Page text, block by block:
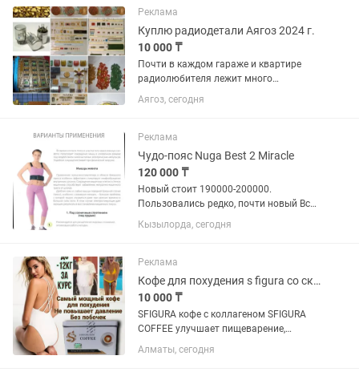
сырья; - фасовка продукции; - работа
на...
Реклама
Куплю радиодетали Аягоз 2024 г.
10 000 ₸
Почти в каждом гараже и квартире
радиолюбителя лежит много
неприметного на первый взгляд хлама,
но это не так. В наше время это стоит
городе было много заводов по...
Аягоз, сегодня
Реклама
Чудо-пояс Nuga Best 2 Miracle
120 000 ₸
Новый стоит 190000-200000.
Пользовались редко, почти новый Все
в отличном состоянии. Работает все
хорошо. Эффективность есть. Пояс-
средство для безопасного похудения...
Кызылорда, сегодня
Реклама
Кофе для похудения s figura со скидкой оригинал
10 000 ₸
SFIGURA кофе с коллагеном SFIGURA
COFFEE улучшает пищеварение,
помогает контролировать массу тела
способствует уменьшению жировых
Алматы, сегодня